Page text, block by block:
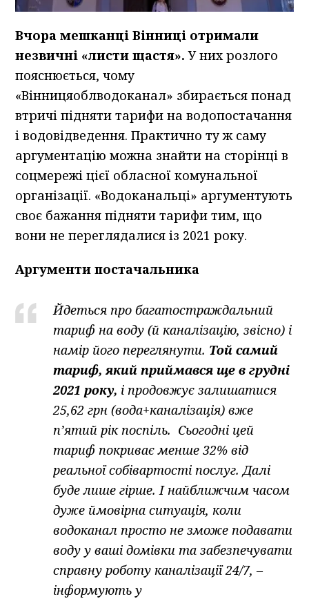
Вчора мешканці Вінниці отримали
незвичні «листи щастя». У них розлого
пояснюється, чому
«Вінницяоблводоканал» збирається понад
втричі підняти тарифи на водопостачання
і водовідведення. Практично ту ж саму
аргументацію можна знайти на сторінці в
соцмережі цієї обласної комунальної
організації. «Водоканальці» аргументують
своє бажання підняти тарифи тим, що
вони не переглядалися із 2021 року.
Аргументи постачальника
Йдеться про багатостраждальний
тариф на воду (й каналізацію, звісно) і
намір його переглянути. Той самий
тариф, який приймався ще в грудні
2021 року, і продовжує залишатися
25,62 грн (вода+каналізація) вже
пʼятий рік поспіль. Сьогодні цей
тариф покриває менше 32% від
реальної собівартості послуг. Далі
буде лише гірше. І найближчим часом
дуже ймовірна ситуація, коли
водоканал просто не зможе подавати
воду у ваші домівки та забезпечувати
справну роботу каналізації 24/7, –
інформують у